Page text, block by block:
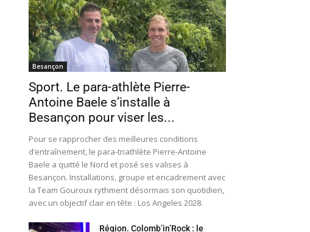
Besançon
Sport. Le para-athlète Pierre-
Antoine Baele s’installe à
Besançon pour viser les...
Pour se rapprocher des meilleures conditions
d’entraînement, le para-triathlète Pierre-Antoine
Baele a quitté le Nord et posé ses valises à
Besançon. Installations, groupe et encadrement avec
la Team Gouroux rythment désormais son quotidien,
avec un objectif clair en tête : Los Angeles 2028.
Région. Colomb’in’Rock : le